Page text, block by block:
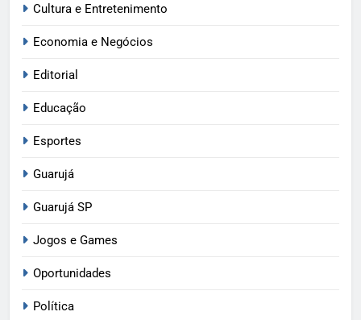
Cultura e Entretenimento
Economia e Negócios
Editorial
Educação
Esportes
Guarujá
Guarujá SP
Jogos e Games
Oportunidades
Política